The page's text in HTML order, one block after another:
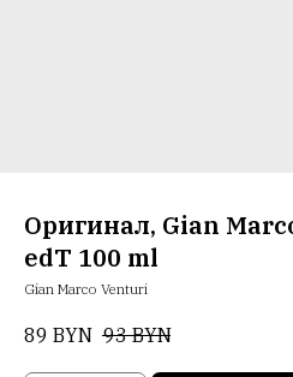
Оригинал, Gian
edT 100 ml
Gian Marco Venturi
89 BYN 93 BYN